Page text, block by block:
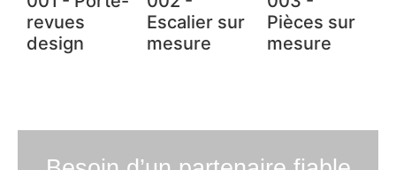
revues
design
Escalier sur
mesure
Pièces sur
mesure